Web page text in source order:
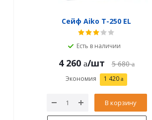
Сейф Aiko T-250 EL
Есть в наличии
4 260 /шт 5 680
Экономия 1 420
В корзину